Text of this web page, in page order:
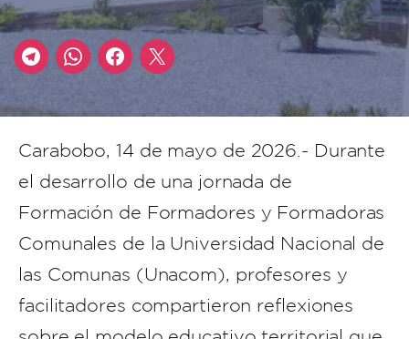
Carabobo, 14 de mayo de 2026.- Durante
el desarrollo de una jornada de
Formación de Formadores y Formadoras
Comunales de la Universidad Nacional de
las Comunas (Unacom), profesores y
facilitadores compartieron reflexiones